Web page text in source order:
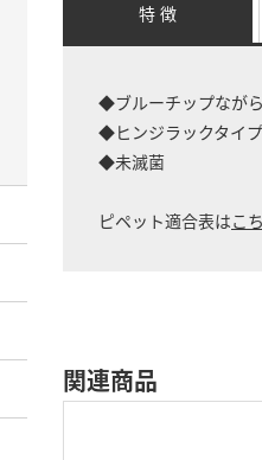
特 徴
◆ブルーチップなが
◆ヒンジラックタイプ
◆未滅菌
ピペット適合表はこ
関連商品